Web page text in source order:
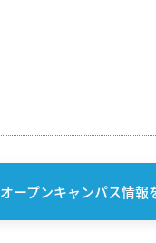
オープンキャンパス情報